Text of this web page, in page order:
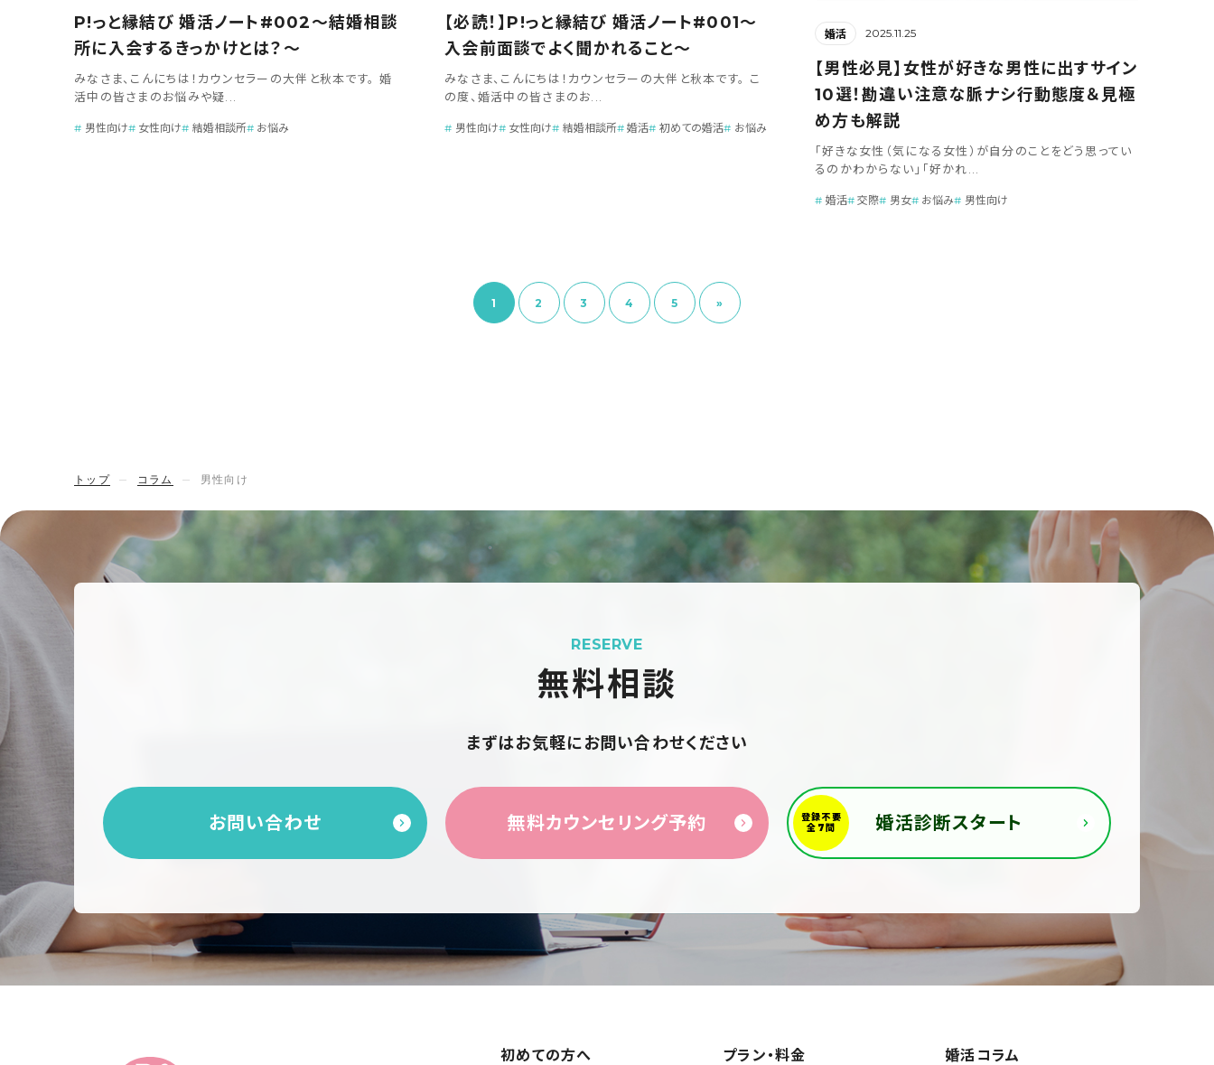
P!っと縁結び 婚活ノート#002～結婚相談
所に入会するきっかけとは？～
みなさま、こんにちは！カウンセラーの大伴と秋本です。 婚
活中の皆さまのお悩みや疑...
男性向け 女性向け 結婚相談所 お悩み
【必読！】P!っと縁結び 婚活ノート#001～
入会前面談でよく聞かれること～
みなさま、こんにちは！カウンセラーの大伴と秋本です。 こ
の度、婚活中の皆さまのお...
男性向け 女性向け 結婚相談所 婚活 初めての婚活 お悩み
婚活 2025.11.25
【男性必見】女性が好きな男性に出すサイン
10選！勘違い注意な脈ナシ行動態度＆見極
め方も解説
「好きな女性（気になる女性）が自分のことをどう思ってい
るのかわからない」「好かれ...
婚活 交際 男女 お悩み 男性向け
1 2 3 4 5 »
トップ コラム 男性向け
RESERVE
無料相談
まずはお気軽にお問い合わせください
お問い合わせ 無料カウンセリング予約 婚活診断スタート
初めての方へ プラン・料金 婚活コラム